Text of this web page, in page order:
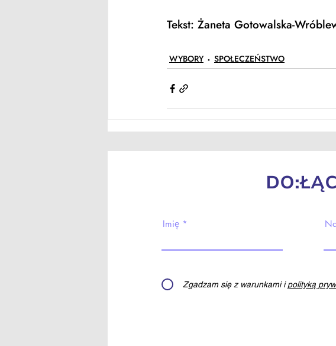
Tekst: Żaneta Gotowalska-
WYBORY SPOŁECZEŃSTWO
Imię
Zgadzam się z warunkami i polityką